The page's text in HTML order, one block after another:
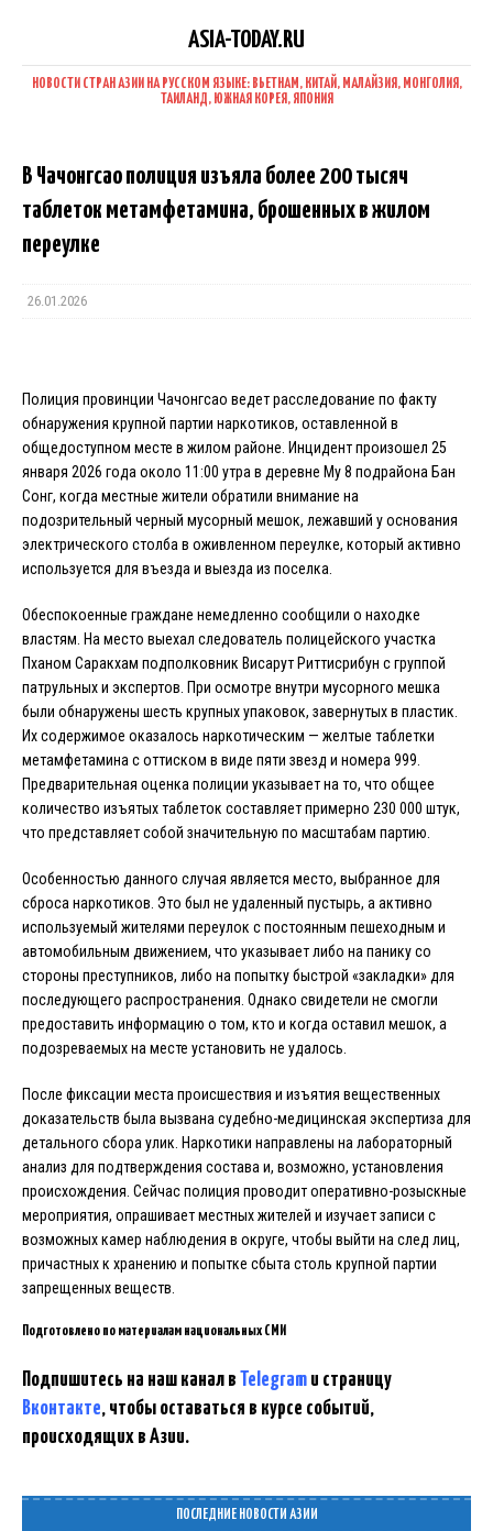
ASIA-TODAY.RU
НОВОСТИ СТРАН АЗИИ НА РУССКОМ ЯЗЫКЕ: ВЬЕТНАМ, КИТАЙ, МАЛАЙЗИЯ, МОНГОЛИЯ,
ТАИЛАНД, ЮЖНАЯ КОРЕЯ, ЯПОНИЯ
В Чачонгсао полиция изъяла более 200 тысяч
таблеток метамфетамина, брошенных в жилом
переулке
26.01.2026
Полиция провинции Чачонгсао ведет расследование по факту
обнаружения крупной партии наркотиков, оставленной в
общедоступном месте в жилом районе. Инцидент произошел 25
января 2026 года около 11:00 утра в деревне Му 8 подрайона Бан
Сонг, когда местные жители обратили внимание на
подозрительный черный мусорный мешок, лежавший у основания
электрического столба в оживленном переулке, который активно
используется для въезда и выезда из поселка.
Обеспокоенные граждане немедленно сообщили о находке
властям. На место выехал следователь полицейского участка
Пханом Саракхам подполковник Висарут Риттисрибун с группой
патрульных и экспертов. При осмотре внутри мусорного мешка
были обнаружены шесть крупных упаковок, завернутых в пластик.
Их содержимое оказалось наркотическим — желтые таблетки
метамфетамина с оттиском в виде пяти звезд и номера 999.
Предварительная оценка полиции указывает на то, что общее
количество изъятых таблеток составляет примерно 230 000 штук,
что представляет собой значительную по масштабам партию.
Особенностью данного случая является место, выбранное для
сброса наркотиков. Это был не удаленный пустырь, а активно
используемый жителями переулок с постоянным пешеходным и
автомобильным движением, что указывает либо на панику со
стороны преступников, либо на попытку быстрой «закладки» для
последующего распространения. Однако свидетели не смогли
предоставить информацию о том, кто и когда оставил мешок, а
подозреваемых на месте установить не удалось.
После фиксации места происшествия и изъятия вещественных
доказательств была вызвана судебно-медицинская экспертиза для
детального сбора улик. Наркотики направлены на лабораторный
анализ для подтверждения состава и, возможно, установления
происхождения. Сейчас полиция проводит оперативно-розыскные
мероприятия, опрашивает местных жителей и изучает записи с
возможных камер наблюдения в округе, чтобы выйти на след лиц,
причастных к хранению и попытке сбыта столь крупной партии
запрещенных веществ.
Подготовлено по материалам национальных СМИ
Подпишитесь на наш канал в Telegram и страницу
Вконтакте, чтобы оставаться в курсе событий,
происходящих в Азии.
ПОСЛЕДНИЕ НОВОСТИ АЗИИ